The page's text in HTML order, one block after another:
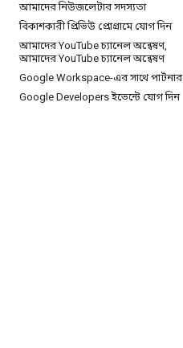
আমাদের নিউজলেটার সদস্যতা
বিকাশকারী প্রিভিউ প্রোগ্রামে যোগ দিন
আমাদের YouTube চ্যানেল অন্বেষণ,
আমাদের YouTube চ্যানেল অন্বেষণ
Google Workspace-এর সাথে পার্টনার
Google Developers ইভেন্টে যোগ দিন